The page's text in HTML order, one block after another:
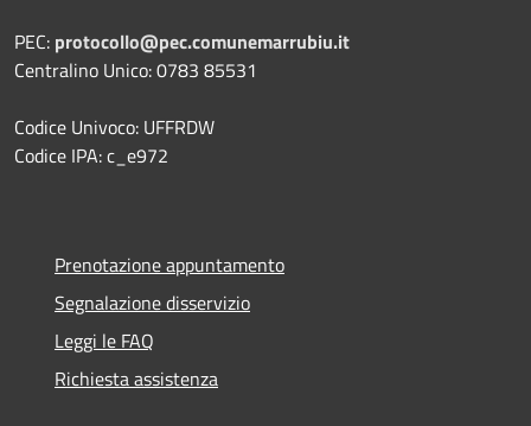
PEC: protocollo@pec.comunemarrubiu.it
Centralino Unico: 0783 85531
Codice Univoco: UFFRDW
Codice IPA: c_e972
Prenotazione appuntamento
Segnalazione disservizio
Leggi le FAQ
Richiesta assistenza